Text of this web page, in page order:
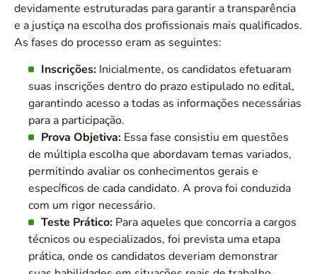
devidamente estruturadas para garantir a transparência
e a justiça na escolha dos profissionais mais qualificados.
As fases do processo eram as seguintes:
Inscrições: Inicialmente, os candidatos efetuaram
suas inscrições dentro do prazo estipulado no edital,
garantindo acesso a todas as informações necessárias
para a participação.
Prova Objetiva: Essa fase consistiu em questões
de múltipla escolha que abordavam temas variados,
permitindo avaliar os conhecimentos gerais e
específicos de cada candidato. A prova foi conduzida
com um rigor necessário.
Teste Prático: Para aqueles que concorria a cargos
técnicos ou especializados, foi prevista uma etapa
prática, onde os candidatos deveriam demonstrar